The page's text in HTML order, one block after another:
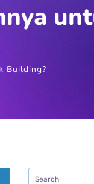
Building?